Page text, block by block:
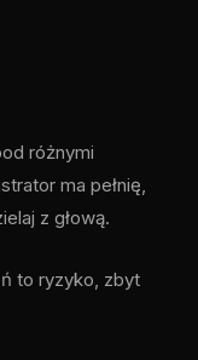
różnymi
ma pełnię,
z głową.
to ryzyko, zbyt